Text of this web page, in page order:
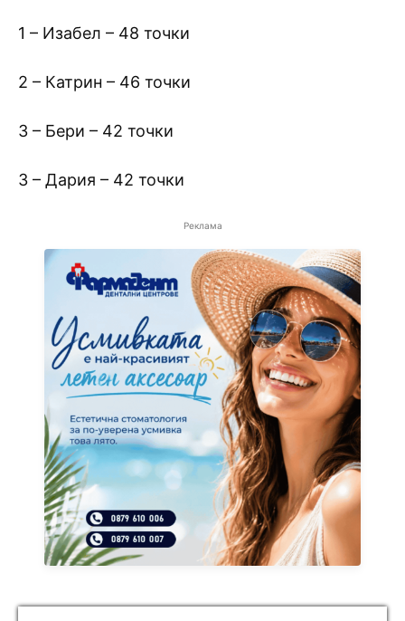
1 – Изабел – 48 точки
2 – Катрин – 46 точки
3 – Бери – 42 точки
3 – Дария – 42 точки
Реклама